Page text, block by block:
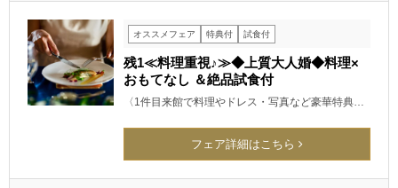
オススメフェア 特典付 試食付
残1≪料理重視♪≫◆上質大人婚◆料理×
おもてなし ＆絶品試食付
〈1件目来館で料理やドレス・写真など豪華特典…
フェア詳細はこちら